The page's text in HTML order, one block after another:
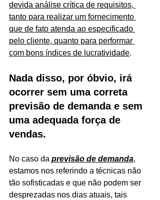
devida análise crítica de requisitos,
tanto para realizar um fornecimento
que de fato atenda ao especificado
pelo cliente, quanto para performar
com bons índices de lucratividade.
Nada disso, por óbvio, irá
ocorrer sem uma correta
previsão de demanda e sem
uma adequada força de
vendas.
No caso da previsão de demanda,
estamos nos referindo a técnicas não
tão sofisticadas e que não podem ser
desprezadas nos dias atuais, tais